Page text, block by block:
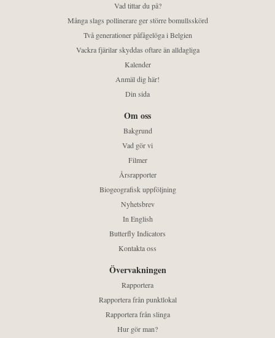
Vad tittar du på?
Många slags pollinerare ger större bomullsskörd
Två generationer påfågelöga i Belgien
Vackra fjärilar skyddas oftare än alldagliga
Kalender
Anmäl dig här!
Din sida
Om oss
Bakgrund
Vad gör vi
Filmer
Årsrapporter
Biogeografisk uppföljning
Nyhetsbrev
In English
Butterfly Indicators
Kontakta oss
Övervakningen
Rapportera
Rapportera från punktlokal
Rapportera från slinga
Hur gör man?